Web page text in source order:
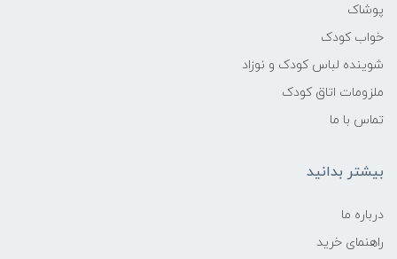
پوشاک
خواب کودک
شوینده لباس کودک و نوزاد
ملزومات اتاق کودک
تماس با ما
بیشتر بدانید
درباره ما
راهنمای خرید